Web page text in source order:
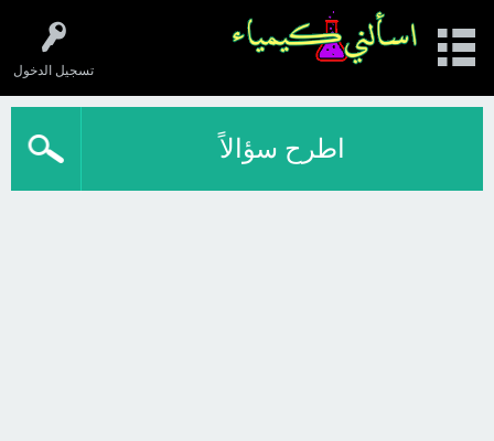
تسجيل الدخول
اطرح سؤالاً